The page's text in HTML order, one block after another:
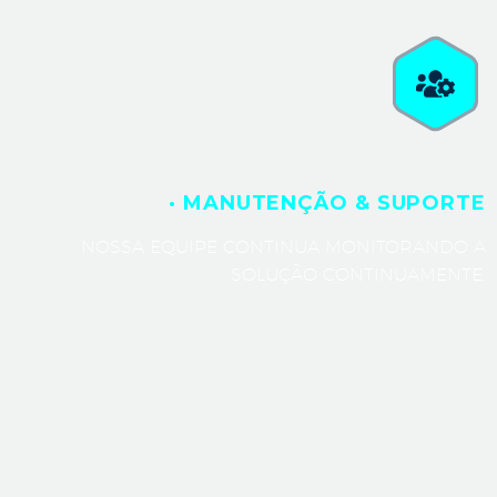
· MANUTENÇÃO & SUPORTE